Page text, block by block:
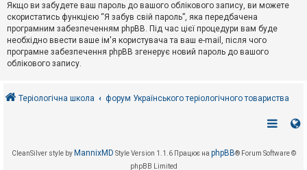
Якщо ви забудете ваш пароль до вашого облікового запису, ви можете
скористатись функцією “Я забув свій пароль”, яка передбачена
програмним забезпеченням phpBB. Під час цієї процедури вам буде
необхідно ввести ваше ім'я користувача та ваш e-mail, після чого
програмне забезпечення phpBB згенерує новий пароль до вашого
облікового запису.
Теріологічна школа форум Українського теріологічного товариства
CleanSilver style by MannixMD Style Version 1.1.6 Працює на phpBB® Forum Software ©
phpBB Limited